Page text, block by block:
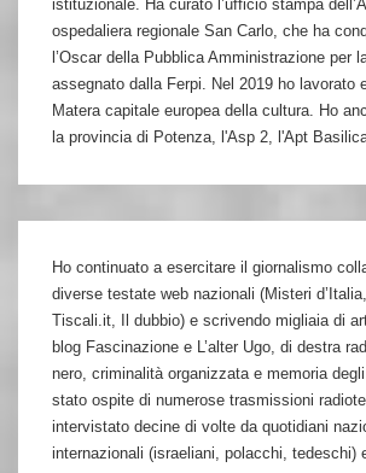
istituzionale. Ha curato l’ufficio stampa
ospedaliera regionale San Carlo, che ha
l’Oscar della Pubblica Amministrazione per
assegnato dalla Ferpi. Nel 2019 ho lavorato
Matera capitale europea della cultura. Ho
la provincia di Potenza, l'Asp 2, l'Apt
Ho continuato a esercitare il giornalismo
diverse testate web nazionali (Misteri
Tiscali.it, Il dubbio) e scrivendo migliaia di
blog Fascinazione e L’alter Ugo, di destra
nero, criminalità organizzata e memoria
stato ospite di numerose trasmissioni
intervistato decine di volte da quotidiani
internazionali (israeliani, polacchi, tedeschi)